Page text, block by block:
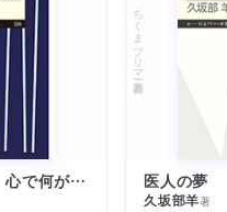
「がんばれない」 心で何が起きているか
ちくまプリマー新書
医人の夢
久坂部羊著